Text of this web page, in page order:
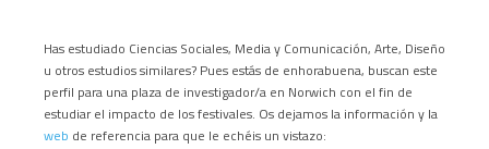
Has estudiado Ciencias Sociales, Media y Comunicación, Arte, Diseño
u otros estudios similares? Pues estás de enhorabuena, buscan este
perfil para una plaza de investigador/a en Norwich con el fin de
estudiar el impacto de los festivales. Os dejamos la información y la
web de referencia para que le echéis un vistazo: